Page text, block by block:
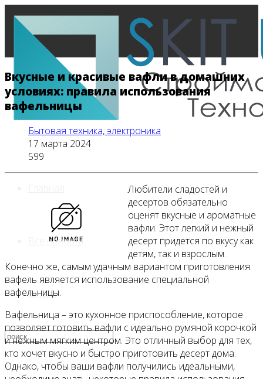
Все новости
Видео
Вкусные и красивые вафли в домашних
условиях: правила использования
вафельницы
Бытовая техника, электроника
17 марта 2024
599
Любители сладостей и
десертов обязательно
оценят вкусные и ароматные
вафли. Этот легкий и нежный
десерт придется по вкусу как
детям, так и взрослым.
Конечно же, самым удачным вариантом приготовления
вафель является использование специальной
вафельницы.
Вафельница – это кухонное приспособление, которое
позволяет готовить вафли с идеально румяной корочкой
и нежным мягким центром. Это отличный выбор для тех,
кто хочет вкусно и быстро приготовить десерт дома.
Однако, чтобы ваши вафли получились идеальными,